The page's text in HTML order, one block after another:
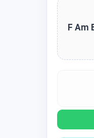
F Am